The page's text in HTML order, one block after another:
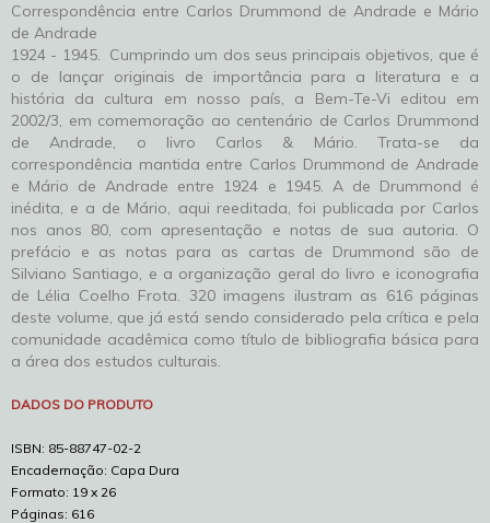
Correspondência entre Carlos Drummond de Andrade e Mário
de Andrade
1924 - 1945. Cumprindo um dos seus principais objetivos, que é
o de lançar originais de importância para a literatura e a
história da cultura em nosso país, a Bem-Te-Vi editou em
2002/3, em comemoração ao centenário de Carlos Drummond
de Andrade, o livro Carlos & Mário. Trata-se da
correspondência mantida entre Carlos Drummond de Andrade
e Mário de Andrade entre 1924 e 1945. A de Drummond é
inédita, e a de Mário, aqui reeditada, foi publicada por Carlos
nos anos 80, com apresentação e notas de sua autoria. O
prefácio e as notas para as cartas de Drummond são de
Silviano Santiago, e a organização geral do livro e iconografia
de Lélia Coelho Frota. 320 imagens ilustram as 616 páginas
deste volume, que já está sendo considerado pela crítica e pela
comunidade acadêmica como título de bibliografia básica para
a área dos estudos culturais.
DADOS DO PRODUTO
ISBN: 85-88747-02-2
Encadernação: Capa Dura
Formato: 19 x 26
Páginas: 616